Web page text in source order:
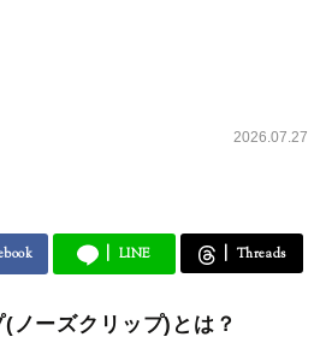
2026.07.27
LINE Threads
ノーズクリップ)とは？